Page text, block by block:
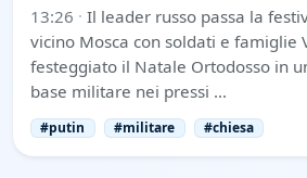
13:26 · Il leader russo passa la
vicino Mosca con soldati e famiglie
festeggiato il Natale Ortodosso in
base militare nei pressi …
#putin #militare #chiesa